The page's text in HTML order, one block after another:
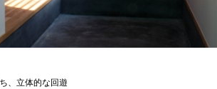
、立体的な回遊